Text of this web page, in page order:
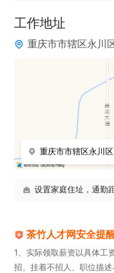
加班及夜班工作安排。
4. 具备良好的工作态
工作地址
重庆市市辖区永川
重庆市市辖区永川
设置家庭住址，通勤
茶竹人才网安全提
1、实际领取薪资以具体工
招、挂着不招人、职位描